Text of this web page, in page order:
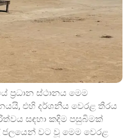
ප්‍රධාන ස්ථානය මෙම
එහි දර්ශනීය වෙරළ තීරය
සඳහා කදිම පසුබිමක්
ජලයෙන් වට වූ මෙම වෙරළ